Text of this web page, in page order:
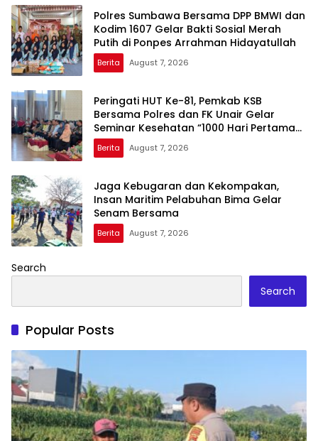
Polres Sumbawa Bersama DPP BMWI dan
Kodim 1607 Gelar Bakti Sosial Merah
Putih di Ponpes Arrahman Hidayatullah
Berita August 7, 2026
Peringati HUT Ke-81, Pemkab KSB
Bersama Polres dan FK Unair Gelar
Seminar Kesehatan “1000 Hari Pertama
Kehidupan”
Berita August 7, 2026
Jaga Kebugaran dan Kekompakan,
Insan Maritim Pelabuhan Bima Gelar
Senam Bersama
Berita August 7, 2026
Search
Search
Popular Posts